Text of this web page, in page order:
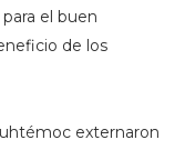
el buen
de los
externaron